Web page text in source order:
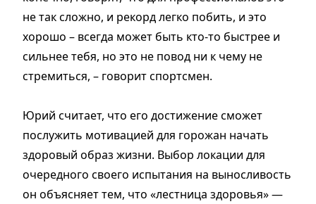
не так сложно, и рекорд легко побить, и это
хорошо – всегда может быть кто-то быстрее и
сильнее тебя, но это не повод ни к чему не
стремиться, – говорит спорт­смен.
Юрий считает, что его достижение сможет
послужить мотивацией для горожан начать
здоровый образ жизни. Выбор локации для
очередного своего испытания на выносливость
он объясняет тем, что «лестница здоровья» —